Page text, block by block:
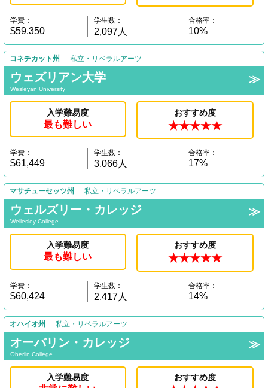
学費：
$59,350
学生数：
2,097人
合格率：
10%
コネチカット州 私立・リベラルアーツ
ウェズリアン大学
Wesleyan University
入学難易度
最も難しい
おすすめ度
★★★★★
学費：
$61,449
学生数：
3,066人
合格率：
17%
マサチューセッツ州 私立・リベラルアーツ
ウェルズリー・カレッジ
Wellesley College
入学難易度
最も難しい
おすすめ度
★★★★★
学費：
$60,424
学生数：
2,417人
合格率：
14%
オハイオ州 私立・リベラルアーツ
オーバリン・カレッジ
Oberlin College
入学難易度 おすすめ度